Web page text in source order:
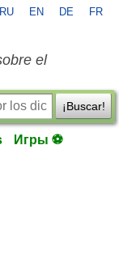
RU EN DE FR
el
¡Buscar!
Игры ⚽